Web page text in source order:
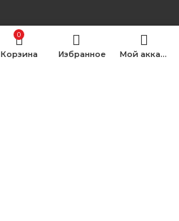
0
Корзина Избранное Мой аккаунт